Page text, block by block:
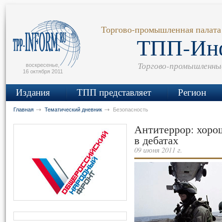
воскресенье,
16 октября 2011
Торгово-промышленная
ТПП-
Торгово-
Издания ТПП представляет Регион
Главная Тематический дневник Безопасность
Антитеррор:
в дебатах
09 июня 2011 г.